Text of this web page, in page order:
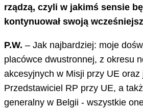
rządzą, czyli w jakimś sensie
kontynuował swoją
P.W. – Jak najbardziej: moje
placówce dwustronnej, z okresu
akcesyjnych w Misji przy UE oraz
Przedstawiciel RP przy UE, a
generalny w Belgii - wszystkie